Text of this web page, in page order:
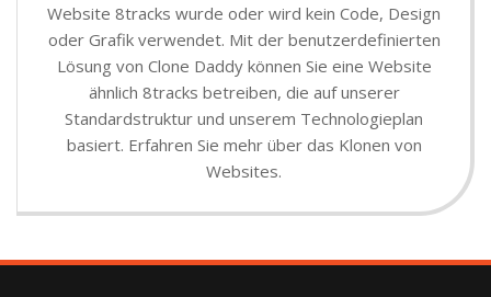
Website 8tracks wurde oder wird kein Code, Design
oder Grafik verwendet. Mit der benutzerdefinierten
Lösung von Clone Daddy können Sie eine Website
ähnlich 8tracks betreiben, die auf unserer
Standardstruktur und unserem Technologieplan
basiert. Erfahren Sie mehr über das Klonen von
Websites.